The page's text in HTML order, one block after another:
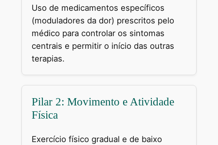
Uso de medicamentos específicos
(moduladores da dor) prescritos pelo
médico para controlar os sintomas
centrais e permitir o início das outras
terapias.
Pilar 2: Movimento e Atividade
Física
Exercício físico gradual e de baixo